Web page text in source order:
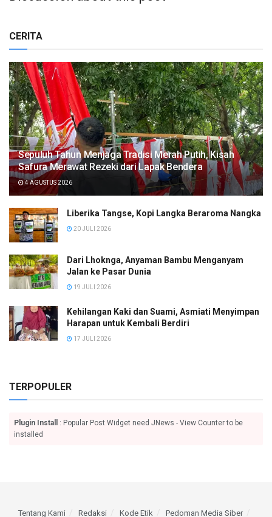
CERITA
Sepuluh Tahun Menjaga Tradisi Merah Putih, Kisah
Safura Merawat Rezeki dari Lapak Bendera
4 AGUSTUS 2026
Liberika Tangse, Kopi Langka Beraroma Nangka
20 JULI 2026
Dari Lhoknga, Anyaman Bambu Menganyam
Jalan ke Pasar Dunia
19 JULI 2026
Kehilangan Kaki dan Suami, Asmiati Menyimpan
Harapan untuk Kembali Berdiri
17 JULI 2026
TERPOPULER
Plugin Install
: Popular Post Widget need JNews - View Counter to be
installed
Tentang Kami Redaksi Kode Etik Pedoman Media Siber